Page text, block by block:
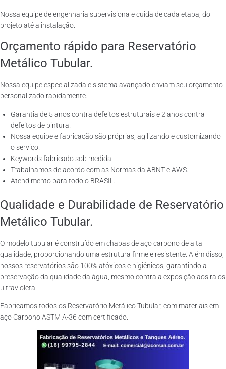
Nossa equipe de engenharia supervisiona e cuida de cada etapa, do
projeto até a instalação.
Orçamento rápido para Reservatório
Metálico Tubular.
Nossa equipe especializada e sistema avançado enviam seu orçamento
personalizado rapidamente.
Garantia de 5 anos contra defeitos estruturais e 2 anos contra
defeitos de pintura.
Nossa equipe e fabricação são próprias, agilizando e customizando
o serviço.
Keywords fabricado sob medida.
Trabalhamos de acordo com as Normas da ABNT e AWS.
Atendimento para todo o BRASIL.
Qualidade e Durabilidade de Reservatório
Metálico Tubular.
O modelo tubular é construído em chapas de aço carbono de alta
qualidade, proporcionando uma estrutura firme e resistente. Além disso,
nossos reservatórios são 100% atóxicos e higiênicos, garantindo a
preservação da qualidade da água, mesmo contra a exposição aos raios
ultravioleta.
Fabricamos todos os Reservatório Metálico Tubular, com materiais em
aço Carbono ASTM A-36 com certificado.